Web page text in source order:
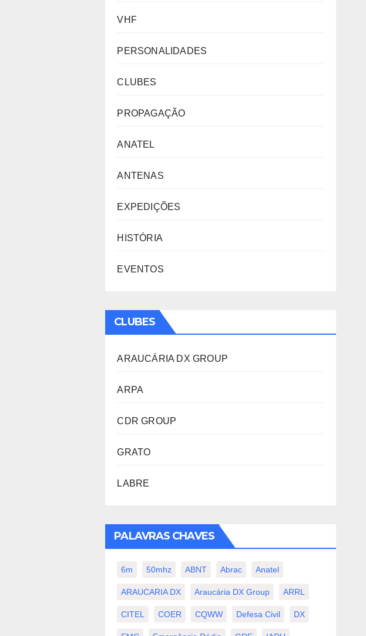
VHF
PERSONALIDADES
CLUBES
PROPAGAÇÃO
ANATEL
ANTENAS
EXPEDIÇÕES
HISTÓRIA
EVENTOS
CLUBES
ARAUCÁRIA DX GROUP
ARPA
CDR GROUP
GRATO
LABRE
PALAVRAS CHAVES
6m 50mhz ABNT Abrac Anatel
ARAUCARIA DX Araucária DX Group ARRL
CITEL COER CQWW Defesa Civil DX